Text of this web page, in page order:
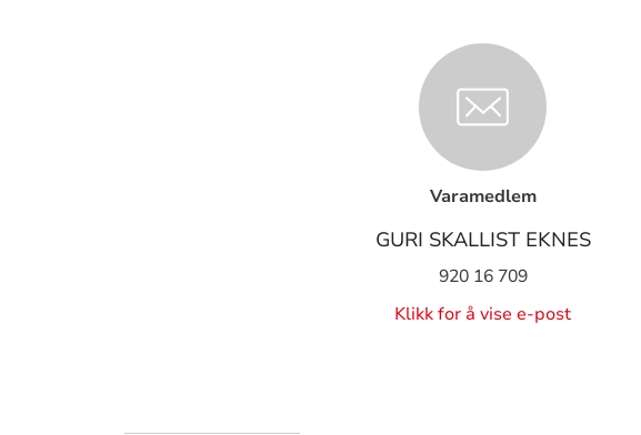
Varamedlem
GURI SKALLIST EKNES
920 16 709
Klikk for å vise e-post